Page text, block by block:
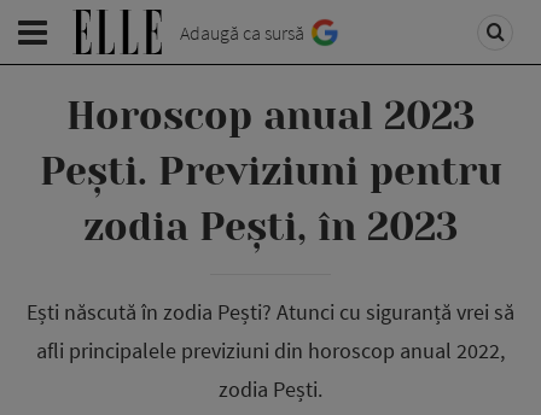
Adaugă ca sursă
Horoscop anual 2023
Pești. Previziuni pentru
zodia Pești, în 2023
Ești născută în zodia Pești? Atunci cu siguranță vrei să
afli principalele previziuni din horoscop anual 2022,
zodia Pești.